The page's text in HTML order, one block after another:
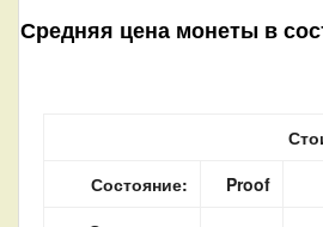
Средняя цена монеты в
Состояние:
Proof